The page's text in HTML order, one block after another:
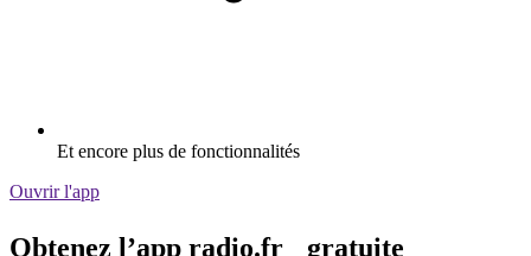
Et encore plus de fonctionnalités
Ouvrir l'app
Obtenez l’app radio.fr gratuite